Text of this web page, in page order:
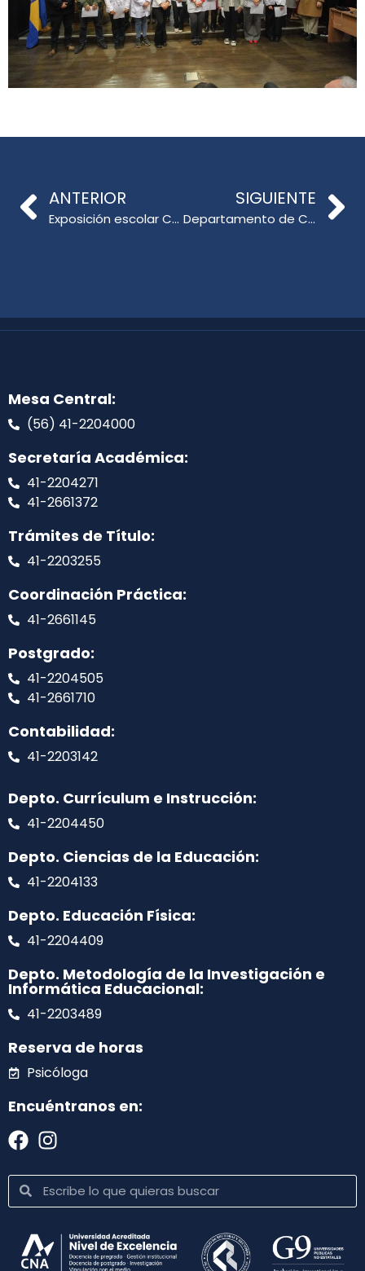
ANTERIOR
Exposición escolar Colegio Rucalhue celebra la creatividad infantil en la Facultad de Educación
SIGUIENTE
Departamento de Ciencias de la Educación recibe capacitación sobre la Ley Karin
Mesa Central:
(56) 41-2204000
Secretaría Académica:
41-2204271
41-2661372
Trámites de Título:
41-2203255
Coordinación Práctica:
41-2661145
Postgrado:
41-2204505
41-2661710
Contabilidad:
41-2203142
Depto. Currículum e Instrucción:
41-2204450
Depto. Ciencias de la Educación:
41-2204133
Depto. Educación Física:
41-2204409
Depto. Metodología de la Investigación e
Informática Educacional:
41-2203489
Reserva de horas
Psicóloga
Encuéntranos en: